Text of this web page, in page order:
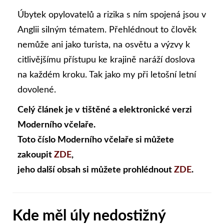
Úbytek opylovatelů a rizika s ním spojená jsou v
Anglii silným tématem. Přehlédnout to člověk
nemůže ani jako turista, na osvětu a výzvy k
citlivějšímu přístupu ke krajině naráží doslova
na každém kroku. Tak jako my při letošní letní
dovolené.
Celý článek je v tištěné a elektronické verzi
Moderního včelaře.
Toto číslo Moderního včelaře si můžete
zakoupit ZDE,
jeho další obsah si můžete prohlédnout ZDE.
Kde měl úly nedostižný